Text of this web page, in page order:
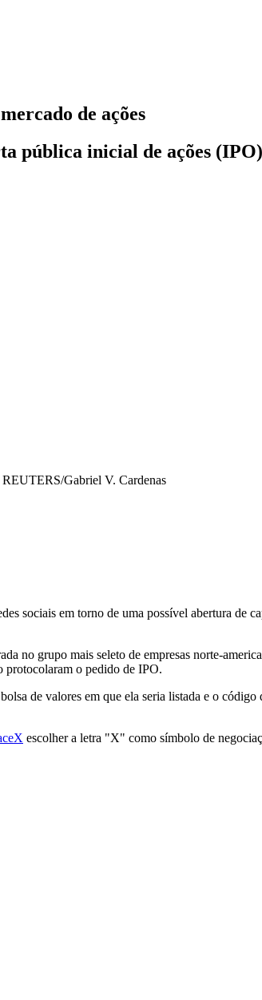
de ações
pública inicial de ações
REUTERS/Gabriel V. Cardenas
sociais em torno de uma possível abertura de
no grupo mais seleto de empresas norte-
protocolaram o pedido de IPO.
de valores em que ela seria listada e o
escolher a letra "X" como símbolo de